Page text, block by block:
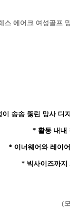
스 에어크 여성골프
송송 뚫린 망사 디
* 활동 내내
* 이너웨어와 레이
* 빅사이즈까지
(